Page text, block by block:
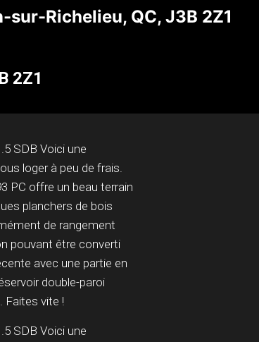
sur-Richelieu, QC, J3B 2Z1
2Z1
SDB Voici une
loger à peu de frais.
PC offre un beau terrain
planchers de bois
de rangement
pouvant être converti
avec une partie en
double-paroi
Faites vite !
SDB Voici une